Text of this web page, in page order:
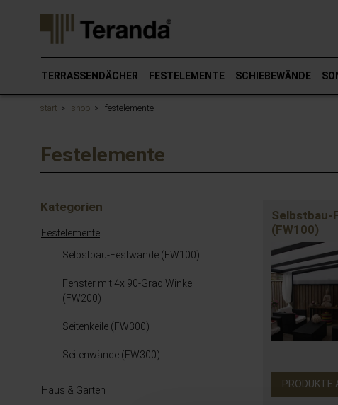
Seite.
TERRASSENDÄCHER FESTELEMENTE SCHIEBEWÄNDE
start shop festelemente
Festelemente
Kategorien
Festelemente
Selbstbau-Festwände (FW100)
Fenster mit 4x 90-Grad Winkel
(FW200)
Seitenkeile (FW300)
Seitenwände (FW300)
Haus & Garten
Selbstbau-
(FW100)
PRODUKTE